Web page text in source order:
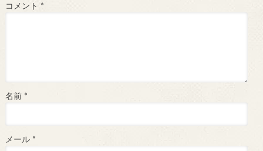
コメント *
名前 *
メール *